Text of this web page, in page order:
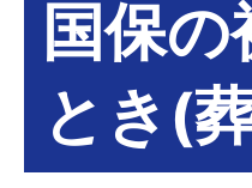
国保
とき(